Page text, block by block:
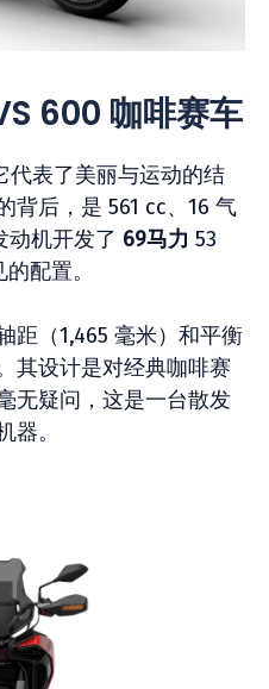
600 咖啡赛车
代表了美丽与运动的结
背后，是 561 cc、16 气
动机开发了 69马力 53
配置。
距（1,465 毫米）和平衡
其设计是对经典咖啡赛
无疑问，这是一台散发
器。